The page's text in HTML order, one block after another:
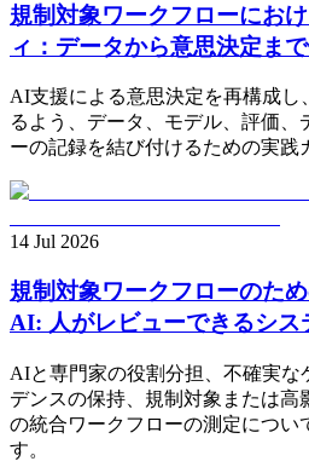
規制対象ワークフローにお
ィ：データから意思決定ま
AI支援による意思決定を再構成し
るよう、データ、モデル、評価、
ーの記録を結び付けるための実践
14 Jul 2026
規制対象ワークフローのた
AI: 人がレビューできるシス
AIと専門家の役割分担、不確実な
デンスの保持、規制対象または
の統合ワークフローの測定につい
す。